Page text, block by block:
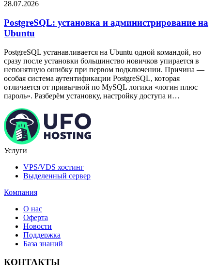
28.07.2026
PostgreSQL: установка и администрирование на
Ubuntu
PostgreSQL устанавливается на Ubuntu одной командой, но
сразу после установки большинство новичков упирается в
непонятную ошибку при первом подключении. Причина —
особая система аутентификации PostgreSQL, которая
отличается от привычной по MySQL логики «логин плюс
пароль». Разберём установку, настройку доступа и…
Услуги
VPS/VDS хостинг
Выделенный сервер
Компания
О нас
Оферта
Новости
Поддержка
База знаний
КОНТАКТЫ